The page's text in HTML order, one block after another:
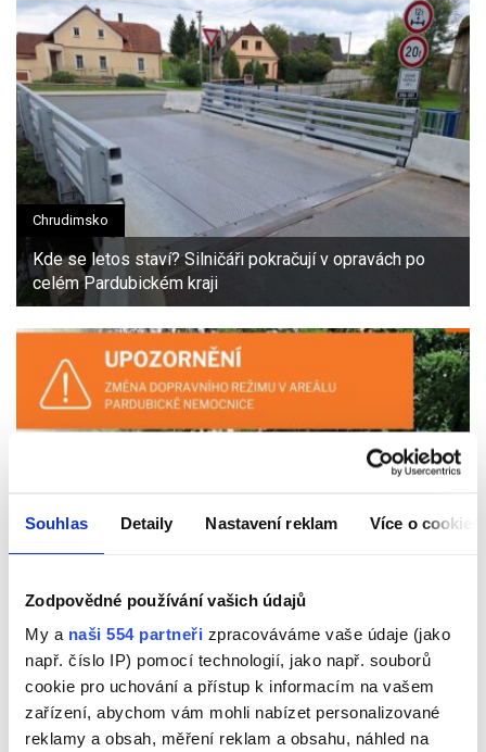
Souhlas Detaily Nastavení reklam Více o cookies
Zodpovědné používání vašich údajů
My a naši 554 partneři zpracováváme vaše údaje (jako
např. číslo IP) pomocí technologií, jako např. souborů
cookie pro uchování a přístup k informacím na vašem
zařízení, abychom vám mohli nabízet personalizované
reklamy a obsah, měření reklam a obsahu, náhled na
Chrudimsko
Kde se letos staví? Silničáři pokračují v opravách po
celém Pardubickém kraji
Pozor! Na řidiče v Pardubické nemocnici čekají změny.
Od srpna se mění vjezd i výjezd